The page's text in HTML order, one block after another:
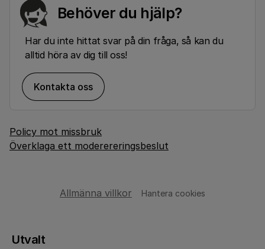
Behöver du hjälp?
Har du inte hittat svar på din fråga, så kan du
alltid höra av dig till oss!
Kontakta oss
Policy mot missbruk
Överklaga ett moderereringsbeslut
Allmänna villkor Hantera cookies
Utvalt